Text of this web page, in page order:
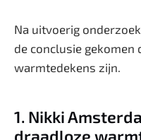
Na uitvoerig
de conclusie gekomen
warmtedekens zijn.
1. Nikki
draadloze